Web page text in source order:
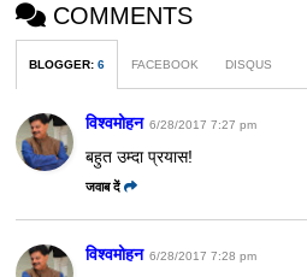
COMMENTS
BLOGGER:6 FACEBOOK DISQUS
विश्वमोहन 6/28/2017 7:27 pm
बहुत उम्दा प्रयास!
जवाब दें
विश्वमोहन 6/28/2017 7:28 pm